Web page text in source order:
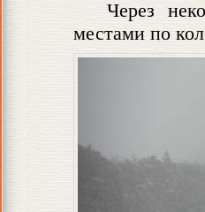
Через
местами по